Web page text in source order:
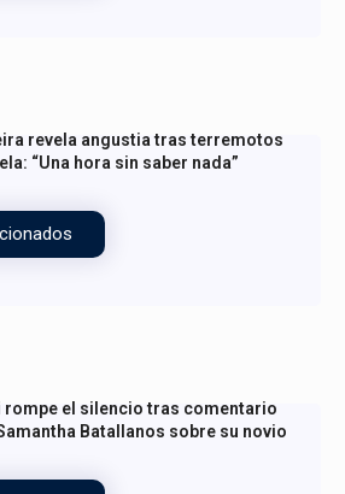
revela angustia tras terremotos
“Una hora sin saber nada”
rompe el silencio tras comentario
Batallanos sobre su novio